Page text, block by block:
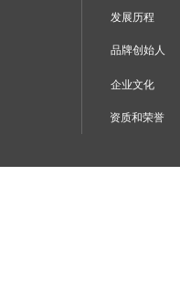
资质和荣誉
企业文化
品牌创始人
发展历程